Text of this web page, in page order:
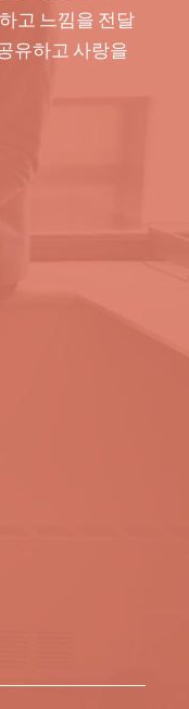
고 느낌을 전달
유하고 사랑을